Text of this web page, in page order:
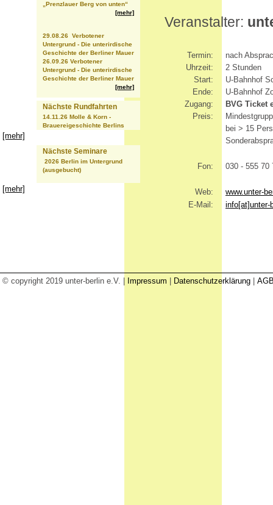
„Prenzlauer Berg von unten“
[mehr]
29.08.26 Verbotener
Untergrund - Die unterirdische
Geschichte der Berliner Mauer
26.09.26 Verbotener
Untergrund - Die unterirdische
Geschichte der Berliner Mauer
[mehr]
Nächste Rundfahrten
14.11.26 Molle & Korn -
Brauereigeschichte Berlins
[mehr]
Nächste Seminare
2026 Berlin im Untergrund
(ausgebucht)
[mehr]
Veranstalter:
Termin:
nach
Uhrzeit:
2 Stunden
Start:
Ende:
U-Bahnhof
U-Bahnhof
Zugang:
BVG Ticket
Preis:
bei > 15
Fon: 030 - 555 70
Web:
www.unter-
E-Mail:
info[at]unter-
© copyright 2019 unter-berlin e.V. | Impressum Datenschutzerklärung